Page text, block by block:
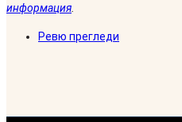
информация
Ревю прегледи